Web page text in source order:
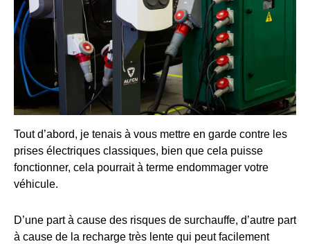
Tout d’abord, je tenais à vous mettre en garde contre les
prises électriques classiques, bien que cela puisse
fonctionner, cela pourrait à terme endommager votre
véhicule.
D’une part à cause des risques de surchauffe, d’autre part
à cause de la recharge très lente qui peut facilement